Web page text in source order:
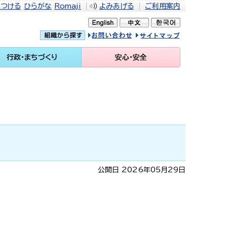
ける ひらがな Romaji よみあげる ご利用案内
問い合せ イトマップ
行政・まちづくり 安心・安全
公開日 2026年05月29日